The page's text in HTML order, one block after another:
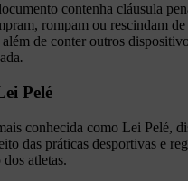
contenha cláusula
rompam ou rescindam
de conter outros
.
Pelé
conhecida como Lei Pelé,
das práticas desportivas e
atletas.